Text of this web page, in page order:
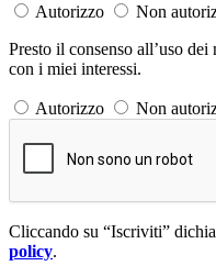
Autorizzo
Non
Presto il consenso all’uso
con i miei interessi.
Autorizzo Non
Cliccando su “Iscriviti”
policy.